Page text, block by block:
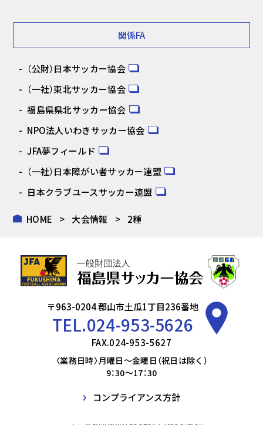
関係FA
（公財）日本サッカー協会
（一社）東北サッカー協会
福島県県北サッカー協会
NPO法人いわきサッカー協会
JFA夢フィールド
（一社）日本障がい者サッカー連盟
日本クラブユースサッカー連盟
HOME 大会情報 2種
〒963-0204 郡山市土瓜1丁目236番地
TEL.024-953-5626
FAX.024-953-5627
〈業務日時〉月曜日～金曜日（祝日は除く）
9：30～17：30
コンプライアンス方針